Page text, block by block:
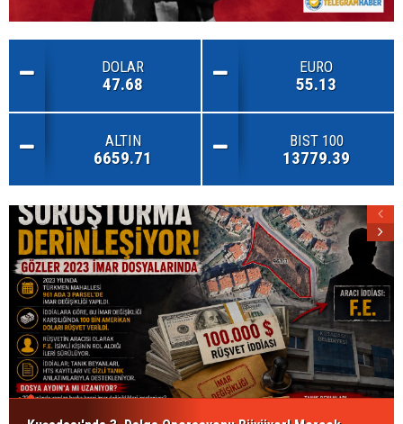
DOLAR
47.68
EURO
55.13
ALTIN
6659.71
BIST 100
13779.39